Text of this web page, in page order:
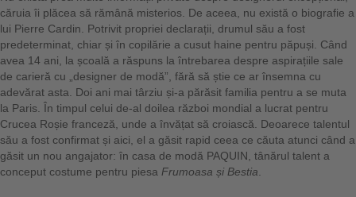
căruia îi plăcea să rămână misterios. De aceea, nu există o biografie a
lui Pierre Cardin. Potrivit propriei declarații, drumul său a fost
predeterminat, chiar și în copilărie a cusut haine pentru păpuși. Când
avea 14 ani, la școală a răspuns la întrebarea despre aspirațiile sale
de carieră cu „designer de modă”, fără să știe ce ar însemna cu
adevărat asta. Doi ani mai târziu și-a părăsit familia pentru a se muta
la Paris. În timpul celui de-al doilea război mondial a lucrat pentru
Crucea Roșie franceză, unde a învățat să croiască. Deoarece talentul
său a fost confirmat și aici, el a găsit rapid ceea ce căuta atunci când a
găsit un nou angajator: în casa de modă PAQUIN, tânărul talent a
conceput costume pentru piesa Frumoasa și Bestia